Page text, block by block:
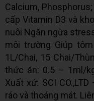
Calcium,
cấp Vitamin D3 và
nuôi Ngăn ngừa
môi trường Giúp
1L/Chai, 15 Chai/
thức ăn: 0.5 – 1ml/
Xuất xứ: SCI
ráo và thoáng mát.